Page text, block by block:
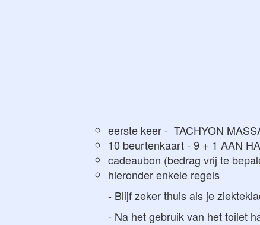
eerste keer - TACHYON
10 beurtenkaart - 9 + 1 AAN
cadeaubon (bedrag vrij te
hieronder enkele regels
- Blijf zeker thuis als je
- Na het gebruik van het toilet